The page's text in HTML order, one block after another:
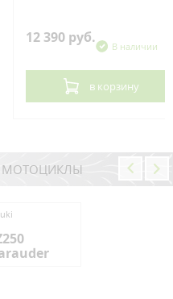
12 390 руб.
В наличии
в корзину
МОТОЦИКЛЫ